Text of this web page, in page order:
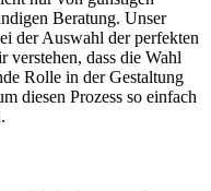
Beratung. Unser
der Auswahl der perfekten
dass die Wahl
Rolle in der Gestaltung
diesen Prozess so einfach